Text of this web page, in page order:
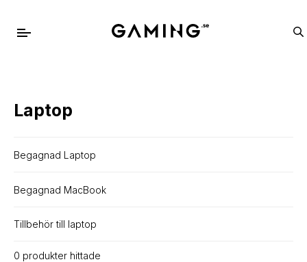
Laptop
Begagnad Laptop
Begagnad MacBook
Tillbehör till laptop
0 produkter hittade